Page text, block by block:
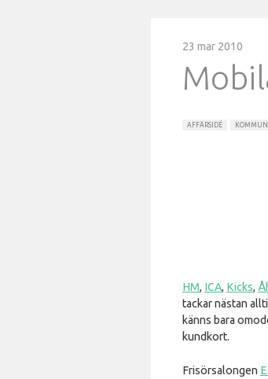
23 mar 2010
AFFÄRSIDÉ
HM, ICA, Kicks,
tackar nästan
känns bara
kundkort.
Frisörsalongen